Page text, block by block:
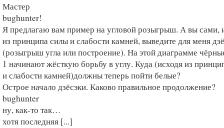
Мастер
bughunter!
Я предлагаю вам пример на угловой розыгрыш. А вы сами,
из принципа силы и слабости камней, выведите для меня
(розыгрыш угла или построение). На этой диаграмме
1 начинают жёсткую борьбу в углу. Куда (исходя из
и слабости камней)должны теперь пойти белые?
Острое начало дзёсэки. Каково правильное продолжение?
bughunter
ну, как-то так…
хотя последняя [...]